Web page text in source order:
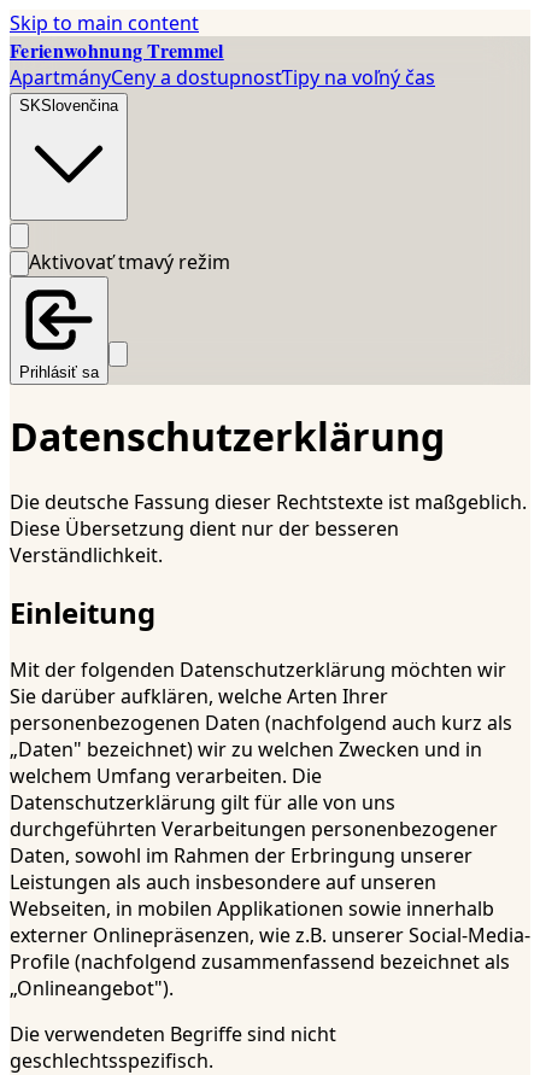
Skip to main content
Ferienwohnung Tremmel
ApartmányCeny a dostupnosťTipy na voľný čas
SKSlovenčina
Aktivovať tmavý režim
Prihlásiť sa
Datenschutzerklärung
Die deutsche Fassung dieser Rechtstexte ist maßgeblich.
Diese Übersetzung dient nur der besseren
Verständlichkeit.
Einleitung
Mit der folgenden Datenschutzerklärung möchten wir
Sie darüber aufklären, welche Arten Ihrer
personenbezogenen Daten (nachfolgend auch kurz als
„Daten" bezeichnet) wir zu welchen Zwecken und in
welchem Umfang verarbeiten. Die
Datenschutzerklärung gilt für alle von uns
durchgeführten Verarbeitungen personenbezogener
Daten, sowohl im Rahmen der Erbringung unserer
Leistungen als auch insbesondere auf unseren
Webseiten, in mobilen Applikationen sowie innerhalb
externer Onlinepräsenzen, wie z.B. unserer Social-Media-
Profile (nachfolgend zusammenfassend bezeichnet als
„Onlineangebot").
Die verwendeten Begriffe sind nicht
geschlechtsspezifisch.